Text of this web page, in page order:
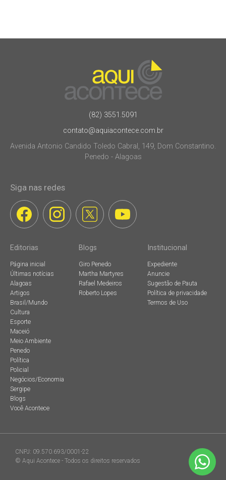
(82) 3551.5091
contato@aquiacontece.com.br
Avenida Antonio Candido Toledo Cabral, 149, Dom Constantino.
Penedo - Alagoas
Siga nas redes
Editorias
Página inicial
Últimas notícias
Alagoas
Artigos
Brasil/Mundo
Cultura
Esporte
Maceió
Meio Ambiente
Penedo
Política
Policial
Negócios/Economia
Sergipe
Blogs
Você Acontece
Blogs
Giro Penedo
Martha Martyres
Rafael Medeiros
Roberto Lopes
Institucional
Expediente
Anuncie
Sugestão de Pauta
Política de privacidade
Termos de Uso
CNPJ: 09.570.693/0001-22
© Aqui Acontece - Todos os direitos reservados